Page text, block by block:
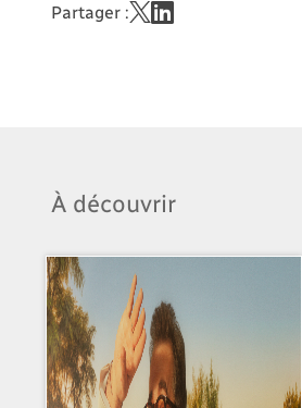
Partager :
À découvrir